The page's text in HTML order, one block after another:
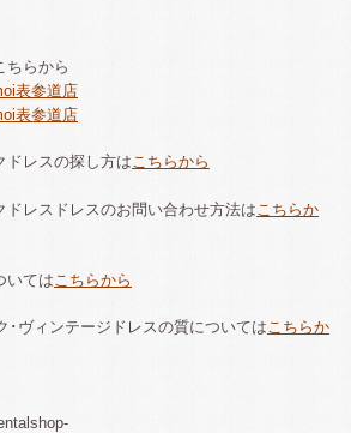
ちらから
表参道店
表参道店
レスの探し方はこちらから
レスドレスのお問い合わせ方法は こちらか
いては こちらから
ヴィンテージドレスの質についてはこちらか